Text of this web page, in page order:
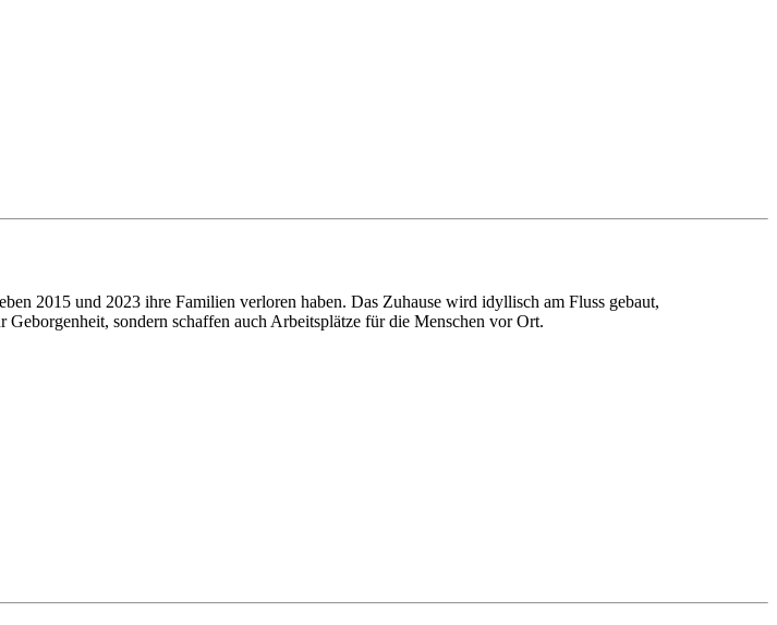
2015 und 2023 ihre Familien verloren haben. Das Zuhause wird idyllisch am Fluss gebaut,
sondern schaffen auch Arbeitsplätze für die Menschen vor Ort.